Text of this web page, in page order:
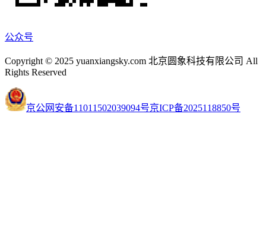
公众号
Copyright © 2025 yuanxiangsky.com 北京圆象科技有限公司 All
Rights Reserved
京公网安备11011502039094号京ICP备2025118850号